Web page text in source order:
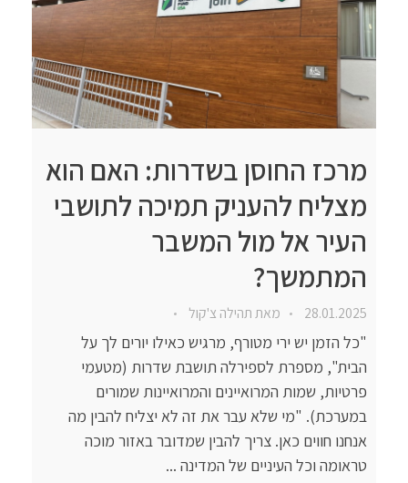
מרכז החוסן בשדרות: האם הוא
מצליח להעניק תמיכה לתושבי
העיר אל מול המשבר
המתמשך?
28.01.2025 מאתתהילה צ'קול
"כל הזמן יש ירי מטורף, מרגיש כאילו יורים לך על
הבית", מספרת לספירלה תושבת שדרות (מטעמי
פרטיות, שמות המרואיינים והמרואיינות שמורים
במערכת). "מי שלא עבר את זה לא יצליח להבין מה
אנחנו חווים כאן. צריך להבין שמדובר באזור מוכה
טראומה וכל העיניים של המדינה ...